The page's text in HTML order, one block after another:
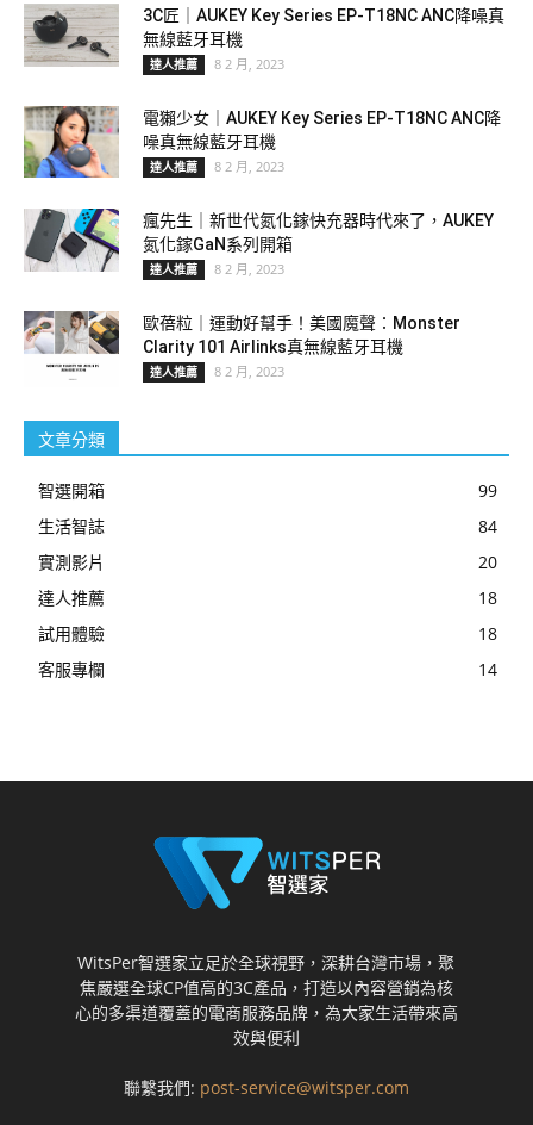
3C匠｜AUKEY Key Series EP-T18NC ANC降噪真
無線藍牙耳機
達人推薦 8 2 月, 2023
電獺少女｜AUKEY Key Series EP-T18NC ANC降
噪真無線藍牙耳機
達人推薦 8 2 月, 2023
瘋先生｜新世代氮化鎵快充器時代來了，AUKEY
氮化鎵GaN系列開箱
達人推薦 8 2 月, 2023
歐蓓粒｜運動好幫手！美國魔聲：Monster
Clarity 101 Airlinks真無線藍牙耳機
達人推薦 8 2 月, 2023
文章分類
智選開箱
99
生活智誌
84
實測影片
20
達人推薦
18
試用體驗
18
客服專欄
14
WitsPer智選家立足於全球視野，深耕台灣市場，聚
焦嚴選全球CP值高的3C產品，打造以內容營銷為核
心的多渠道覆蓋的電商服務品牌，為大家生活帶來高
效與便利
聯繫我們: post-service@witsper.com